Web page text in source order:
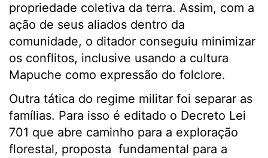
propriedade coletiva da terra. Assim, com a
ação de seus aliados dentro da
comunidade, o ditador conseguiu minimizar
os conflitos, inclusive usando a cultura
Mapuche como expressão do folclore.
Outra tática do regime militar foi separar as
famílias. Para isso é editado o Decreto Lei
701 que abre caminho para a exploração
florestal, proposta fundamental para a